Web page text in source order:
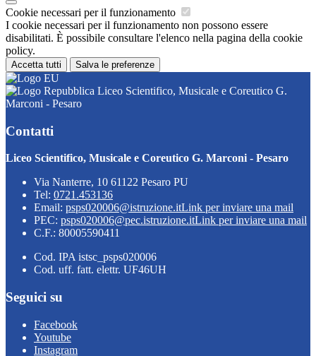
Cookie necessari per il funzionamento
I cookie necessari per il funzionamento non possono essere
disabilitati. È possibile consultare l'elenco nella pagina della cookie
policy.
Accetta tutti Salva le preferenze
Liceo Scientifico, Musicale e Coreutico G.
Marconi - Pesaro
Contatti
Liceo Scientifico, Musicale e Coreutico G. Marconi - Pesaro
Via Nanterre, 10 61122 Pesaro PU
Tel: 0721.453136
Email: psps020006@istruzione.itLink per inviare una mail
PEC: psps020006@pec.istruzione.itLink per inviare una mail
C.F.: 80005590411
Cod. IPA istsc_psps020006
Cod. uff. fatt. elettr. UF46UH
Seguici su
Facebook
Youtube
Instagram